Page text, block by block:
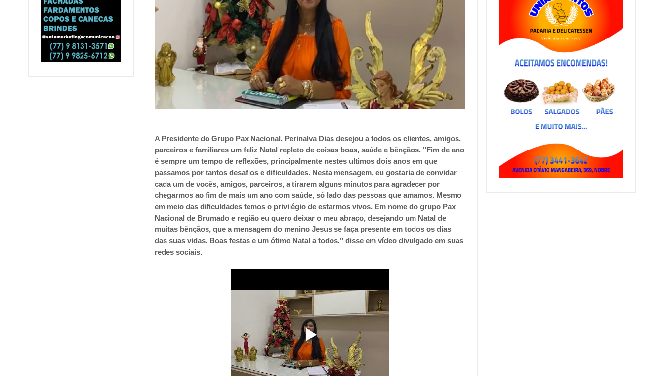
A Presidente do Grupo Pax Nacional, Perinalva Dias desejou a todos os clientes, amigos,
parceiros e familiares um feliz Natal repleto de coisas boas, saúde e bênçãos. "Fim de ano
é sempre um tempo de reflexões, principalmente nestes ultimos dois anos em que
passamos por tantos desafios e dificuldades. Nesta mensagem, eu gostaria de convidar
cada um de vocês, amigos, parceiros, a tirarem alguns minutos para agradecer por
chegarmos ao fim de mais um ano com saúde, só lado das pessoas que amamos. Mesmo
em meio das dificuldades temos o privilégio de estarmos vivos. Em nome do grupo Pax
Nacional de Brumado e região eu quero deixar o meu abraço, desejando um Natal de
muitas bênçãos, que a mensagem do menino Jesus se faça presente em todos os dias
das suas vidas. Boas festas e um ótimo Natal a todos." disse em vídeo divulgado em suas
redes sociais.